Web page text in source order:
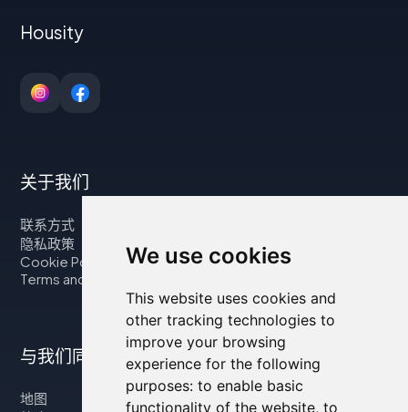
We use cookies
This website uses cookies and
other tracking technologies to
improve your browsing
experience for the following
purposes: to enable basic
functionality of the website, to
Housity
关于我们
联系方式
隐私政策
Cookie Policy
Terms and Conditions
与我们同行
地图